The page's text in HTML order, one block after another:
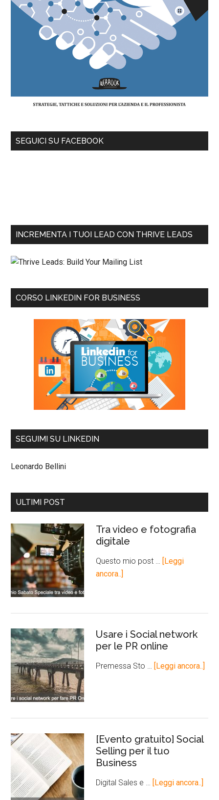
SEGUICI SU FACEBOOK
INCREMENTA I TUOI LEAD CON THRIVE LEADS
CORSO LINKEDIN FOR BUSINESS
SEGUIMI SU LINKEDIN
Leonardo Bellini
ULTIMI POST
Tra video e fotografia
digitale
Questo mio post …
[Leggi
ancora..]
Usare i Social network
per le PR online
Premessa Sto … [Leggi ancora..]
[Evento gratuito] Social
Selling per il tuo
Business
Digital Sales e … [Leggi ancora..]